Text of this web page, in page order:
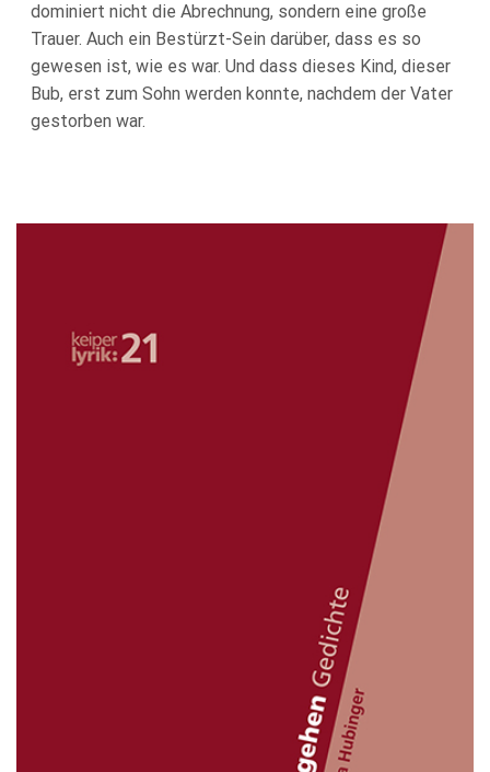
dominiert nicht die Abrechnung, sondern eine große
Trauer. Auch ein Bestürzt-Sein darüber, dass es so
gewesen ist, wie es war. Und dass dieses Kind, dieser
Bub, erst zum Sohn werden konnte, nachdem der Vater
gestorben war.